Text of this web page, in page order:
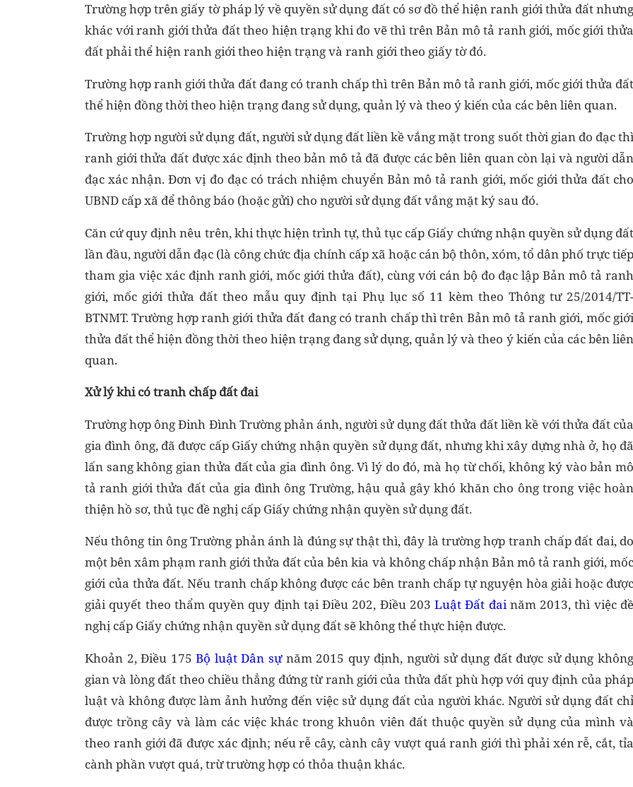
Trường hợp trên giấy tờ pháp lý về quyền sử dụng đất có sơ đồ thể hiện ranh giới thửa đất nhưng
khác với ranh giới thửa đất theo hiện trạng khi đo vẽ thì trên Bản mô tả ranh giới, mốc giới thửa
đất phải thể hiện ranh giới theo hiện trạng và ranh giới theo giấy tờ đó.
Trường hợp ranh giới thửa đất đang có tranh chấp thì trên Bản mô tả ranh giới, mốc giới thửa đất
thể hiện đồng thời theo hiện trạng đang sử dụng, quản lý và theo ý kiến của các bên liên quan.
Trường hợp người sử dụng đất, người sử dụng đất liền kề vắng mặt trong suốt thời gian đo đạc thì
ranh giới thửa đất được xác định theo bản mô tả đã được các bên liên quan còn lại và người dẫn
đạc xác nhận. Đơn vị đo đạc có trách nhiệm chuyển Bản mô tả ranh giới, mốc giới thửa đất cho
UBND cấp xã để thông báo (hoặc gửi) cho người sử dụng đất vắng mặt ký sau đó.
Căn cứ quy định nêu trên, khi thực hiện trình tự, thủ tục cấp Giấy chứng nhận quyền sử dụng đất
lần đầu, người dẫn đạc (là công chức địa chính cấp xã hoặc cán bộ thôn, xóm, tổ dân phố trực tiếp
tham gia việc xác định ranh giới, mốc giới thửa đất), cùng với cán bộ đo đạc lập Bản mô tả ranh
giới, mốc giới thửa đất theo mẫu quy định tại Phụ lục số 11 kèm theo Thông tư 25/2014/TT-
BTNMT. Trường hợp ranh giới thửa đất đang có tranh chấp thì trên Bản mô tả ranh giới, mốc giới
thửa đất thể hiện đồng thời theo hiện trạng đang sử dụng, quản lý và theo ý kiến của các bên liên
quan.
Xử lý khi có tranh chấp đất đai
Trường hợp ông Đinh Đình Trường phản ánh, người sử dụng đất thửa đất liền kề với thửa đất của
gia đình ông, đã được cấp Giấy chứng nhận quyền sử dụng đất, nhưng khi xây dựng nhà ở, họ đã
lấn sang không gian thửa đất của gia đình ông. Vì lý do đó, mà họ từ chối, không ký vào bản mô
tả ranh giới thửa đất của gia đình ông Trường, hậu quả gây khó khăn cho ông trong việc hoàn
thiện hồ sơ, thủ tục đề nghị cấp Giấy chứng nhận quyền sử dụng đất.
Nếu thông tin ông Trường phản ánh là đúng sự thật thì, đây là trường hợp tranh chấp đất đai, do
một bên xâm phạm ranh giới thửa đất của bên kia và không chấp nhận Bản mô tả ranh giới, mốc
giới của thửa đất. Nếu tranh chấp không được các bên tranh chấp tự nguyện hòa giải hoặc được
giải quyết theo thẩm quyền quy định tại Điều 202, Điều 203Luật Đất đainăm 2013, thì việc đề
nghị cấp Giấy chứng nhận quyền sử dụng đất sẽ không thể thực hiện được.
Khoản 2, Điều 175Bộ luật Dân sựnăm 2015 quy định, người sử dụng đất được sử dụng không
gian và lòng đất theo chiều thẳng đứng từ ranh giới của thửa đất phù hợp với quy định của pháp
luật và không được làm ảnh hưởng đến việc sử dụng đất của người khác. Người sử dụng đất chỉ
được trồng cây và làm các việc khác trong khuôn viên đất thuộc quyền sử dụng của mình và
theo ranh giới đã được xác định; nếu rễ cây, cành cây vượt quá ranh giới thì phải xén rễ, cắt, tỉa
cành phần vượt quá, trừ trường hợp có thỏa thuận khác.